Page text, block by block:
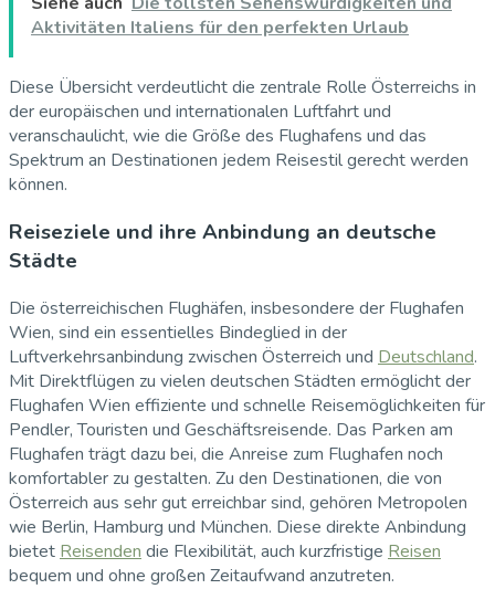
Aktivitäten Italiens für den perfekten Urlaub
Diese Übersicht verdeutlicht die zentrale Rolle Österreichs in
der europäischen und internationalen Luftfahrt und
veranschaulicht, wie die Größe des Flughafens und das
Spektrum an Destinationen jedem Reisestil gerecht werden
können.
Reiseziele und ihre Anbindung an deutsche
Städte
Die österreichischen Flughäfen, insbesondere der Flughafen
Wien, sind ein essentielles Bindeglied in der
Luftverkehrsanbindung zwischen Österreich und Deutschland.
Mit Direktflügen zu vielen deutschen Städten ermöglicht der
Flughafen Wien effiziente und schnelle Reisemöglichkeiten für
Pendler, Touristen und Geschäftsreisende. Das Parken am
Flughafen trägt dazu bei, die Anreise zum Flughafen noch
komfortabler zu gestalten. Zu den Destinationen, die von
Österreich aus sehr gut erreichbar sind, gehören Metropolen
wie Berlin, Hamburg und München. Diese direkte Anbindung
bietet Reisenden die Flexibilität, auch kurzfristige Reisen
bequem und ohne großen Zeitaufwand anzutreten.